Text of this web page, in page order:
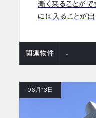
漸く来ることが
には入ることが
関連物件 -
06月13日